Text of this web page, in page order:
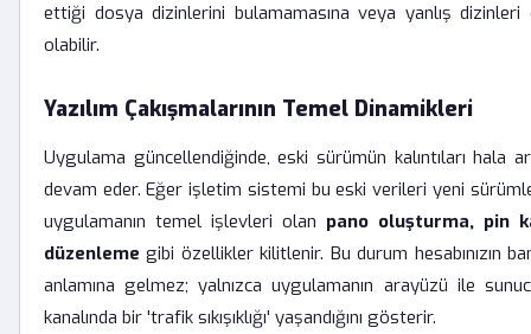
ettiği dosya dizinlerini bulamamasına veya yanlış dizinleri
olabilir.
Yazılım Çakışmalarının Temel Dinamikleri
Uygulama güncellendiğinde, eski sürümün kalıntıları hala
devam eder. Eğer işletim sistemi bu eski verileri yeni
uygulamanın temel işlevleri olan pano oluşturma, pin
düzenleme gibi özellikler kilitlenir. Bu durum hesabınızın
anlamına gelmez; yalnızca uygulamanın arayüzü ile
kanalında bir 'trafik sıkışıklığı' yaşandığını gösterir.